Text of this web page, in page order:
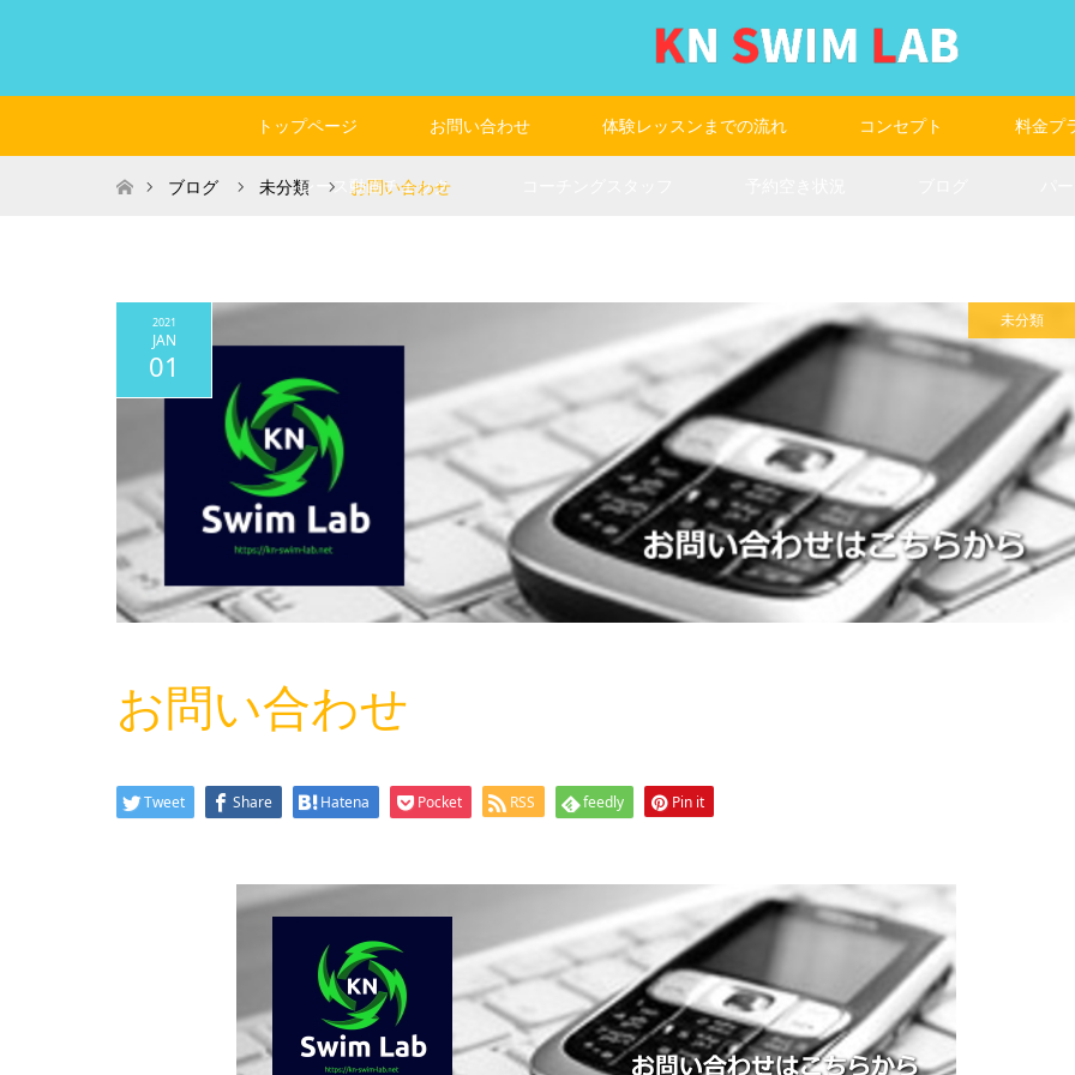
トップページ お問い合わせ 体験レッスンまでの流れ コンセプト 料金プ
レース動画チェック
ホームブログ 未分類 お問い合わせ
2021
JAN
01
未分類
お問い合わせ
Tweet Share Hatena Pocket RSS feedly Pin it